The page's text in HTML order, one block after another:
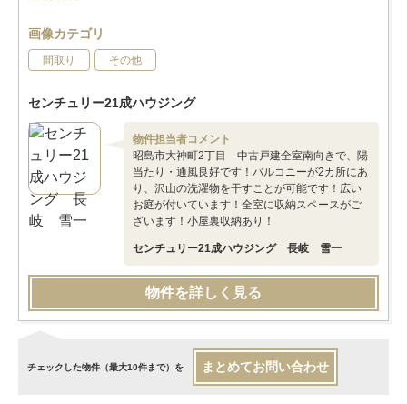
画像カテゴリ
間取り その他
センチュリー21成ハウジング
物件担当者コメント
昭島市大神町2丁目 中古戸建全室南向きで、陽
当たり・通風良好です！バルコニーが2カ所にあ
り、沢山の洗濯物を干すことが可能です！広い
お庭が付いています！全室に収納スペースがご
ざいます！小屋裏収納あり！
センチュリー21成ハウジング 長岐 雪一
物件を詳しく見る
チェックした物件（最大10件まで）を まとめてお問い合わせ